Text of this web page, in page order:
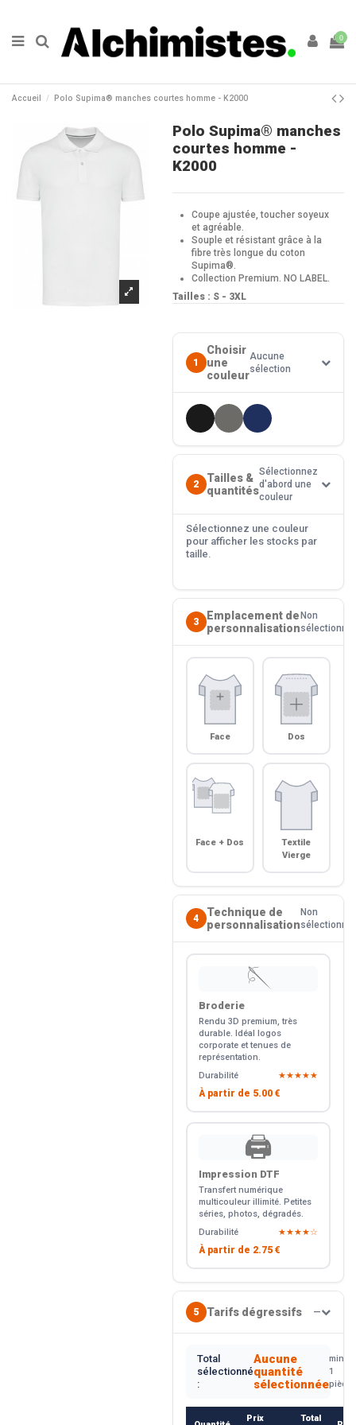
0
Accueil Polo Supima® manches courtes homme - K2000
Polo Supima® manches
courtes homme -
K2000
Coupe ajustée, toucher soyeux
et agréable.
Souple et résistant grâce à la
fibre très longue du coton
Supima®.
Collection Premium. NO LABEL.
Tailles : S - 3XL
1
Choisir
une
couleur
Aucune
sélection
2
Tailles &
quantités
Sélectionnez
d'abord une
couleur
Sélectionnez une couleur
pour afficher les stocks par
taille.
3
Emplacement de
personnalisation
Non
sélectionné
Face Dos
Face + Dos
Textile
Vierge
4
Technique de
personnalisation
Non
sélectionné
🪡
Broderie
Rendu 3D premium, très
durable. Idéal logos
corporate et tenues de
représentation.
Durabilité
★★★★★
À partir de 5.00 €
🖨️
Impression DTF
Transfert numérique
multicouleur illimité. Petites
séries, photos, dégradés.
Durabilité
★★★★☆
À partir de 2.75 €
5 Tarifs dégressifs —
Total
sélectionné
:
Aucune
quantité
sélectionnée
min.
1
pièce
Prix Total